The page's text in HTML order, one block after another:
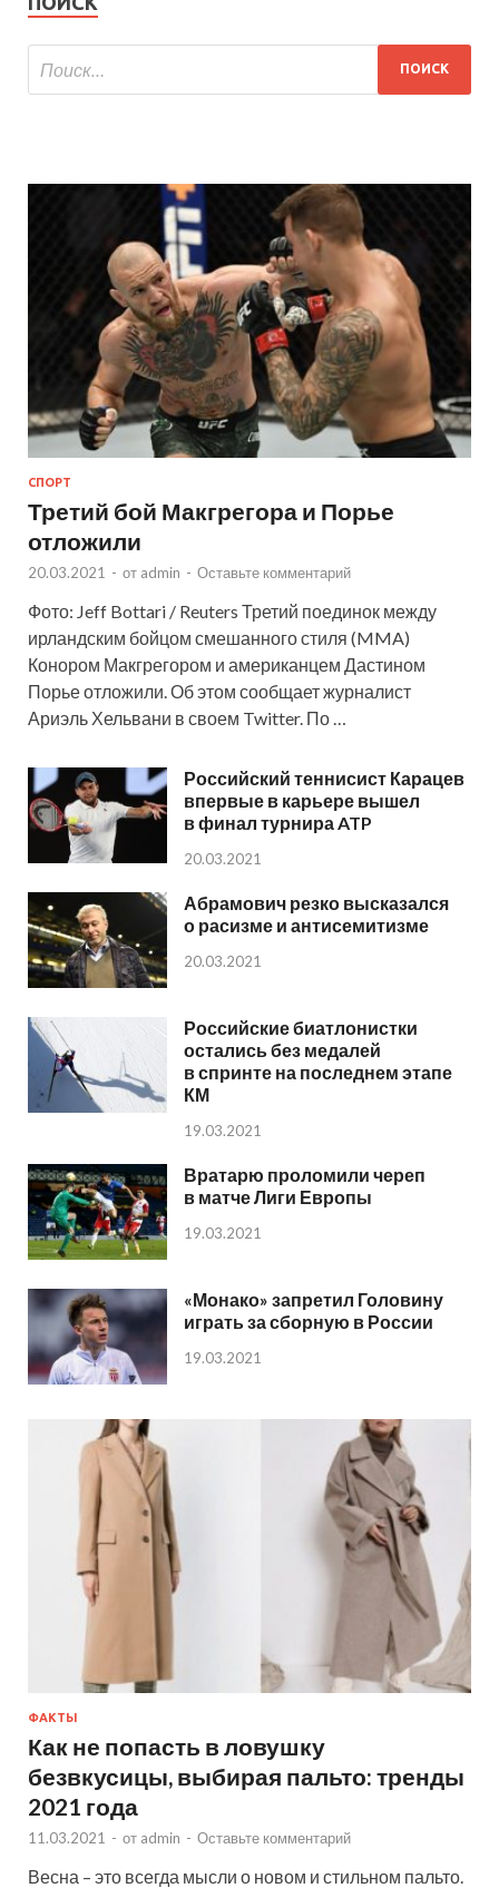
СПОРТ
Третий бой Макгрегора и Порье
отложили
20.03.2021 - от admin - Оставьте комментарий
Фото: Jeff Bottari / Reuters Третий поединок между
ирландским бойцом смешанного стиля (MMA)
Конором Макгрегором и американцем Дастином
Порье отложили. Об этом сообщает журналист
Ариэль Хельвани в своем Twitter. По …
Российский теннисист Карацев
впервые в карьере вышел
в финал турнира ATP
20.03.2021
Абрамович резко высказался
о расизме и антисемитизме
20.03.2021
Российские биатлонистки
остались без медалей
в спринте на последнем этапе
КМ
19.03.2021
Вратарю проломили череп
в матче Лиги Европы
19.03.2021
«Монако» запретил Головину
играть за сборную в России
19.03.2021
ФАКТЫ
Как не попасть в ловушку
безвкусицы, выбирая пальто: тренды
2021 года
11.03.2021 - от admin - Оставьте комментарий
Весна – это всегда мысли о новом и стильном пальто.